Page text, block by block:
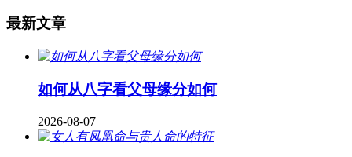
最新文章
如何从八字看父母缘分如何
2026-08-07